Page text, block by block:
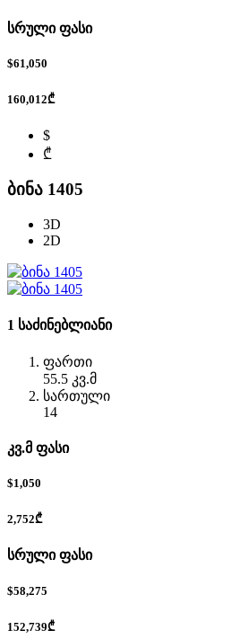
სრული ფასი
$61,050
160,012₾
$
₾
ბინა 1405
3D
2D
1 საძინებლიანი
ფართი
55.5 კვ.მ
სართული
14
კვ.მ ფასი
$1,050
2,752₾
სრული ფასი
$58,275
152,739₾